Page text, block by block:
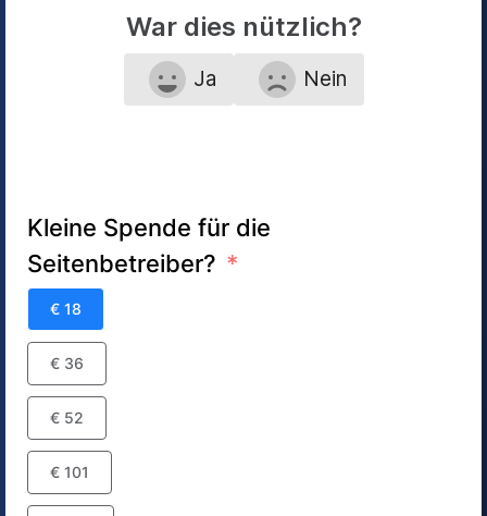
War dies nützlich?
Ja Nein
Kleine Spende für die
Seitenbetreiber?
€ 18
€ 36
€ 52
€ 101